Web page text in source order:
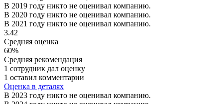
В 2019 году никто не оценивал компанию.
В 2020 году никто не оценивал компанию.
В 2021 году никто не оценивал компанию.
3.42
Средняя оценка
60%
Средняя рекомендация
1 сотрудник дал оценку
1 оставил комментарии
Оценка в деталях
В 2023 году никто не оценивал компанию.